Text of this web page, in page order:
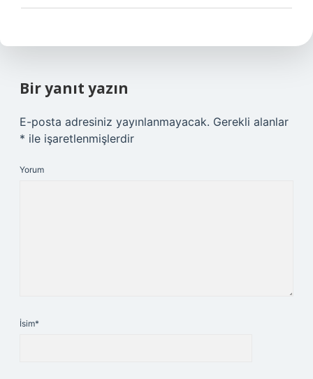
Bir yanıt yazın
E-posta adresiniz yayınlanmayacak. Gerekli alanlar
* ile işaretlenmişlerdir
Yorum
İsim*